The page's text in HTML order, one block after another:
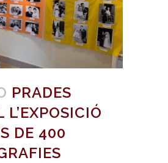
PRADES
L’EXPOSICIÓ
DE 400